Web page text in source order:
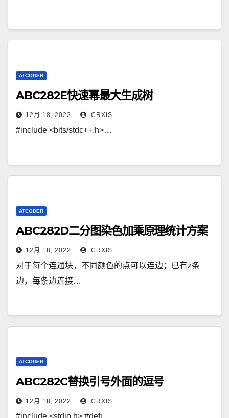
ATCODER
ABC282E快速幂最大生成树
12月 18, 2022 CRXIS
#include <bits/stdc++.h>…
ATCODER
ABC282D二分图染色加乘原理统计方案
12月 18, 2022 CRXIS
对于每个连通块，不同颜色的点可以连边；已有z条
边，每条边连接…
ATCODER
ABC282C替换引号外面的逗号
12月 18, 2022 CRXIS
#include <stdio.h> #defi…